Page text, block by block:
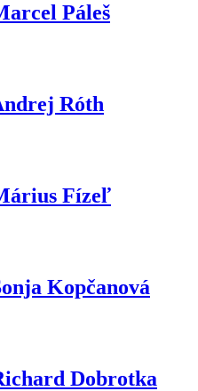
Páleš
Róth
Fízeľ
Kopčanová
Dobrotka